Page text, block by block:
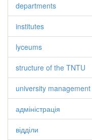
departments
institutes
lyceums
structure of the TNTU
university management
адміністрація
відділи